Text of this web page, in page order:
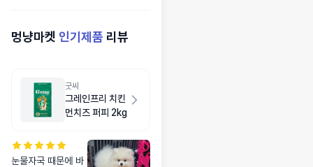
멍냥마켓 인기제품 리뷰
굿씨
그레인프리 치킨
먼치즈 퍼피 2kg
눈물자국 때문에 바